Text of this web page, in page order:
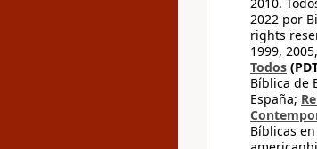
2022 por
rights
1999,
Todos
Bíblica de
España;
Bíblicas